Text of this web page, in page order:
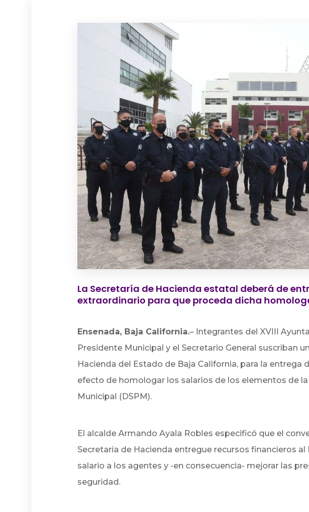
La Secretaría de Hacienda estatal deberá de
extraordinario para que proceda dicha
Ensenada, Baja California.– Integrantes del XVIII
Presidente Municipal y el Secretario General suscriban
Hacienda del Estado de Baja California, para la entrega
efecto de homologar los salarios de los elementos de
Municipal (DSPM).
El alcalde Armando Ayala Robles especificó que el
Secretaría de Hacienda entregue recursos financieros
salario a los agentes y -en consecuencia- mejorar las
seguridad.